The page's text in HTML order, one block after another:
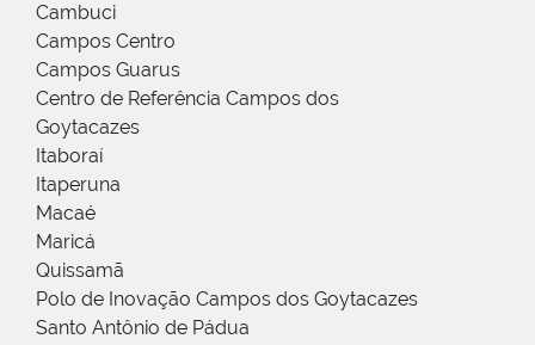
Cambuci
Campos Centro
Campos Guarus
Centro de Referência Campos dos
Goytacazes
Itaboraí
Itaperuna
Macaé
Maricá
Quissamã
Polo de Inovação Campos dos Goytacazes
Santo Antônio de Pádua